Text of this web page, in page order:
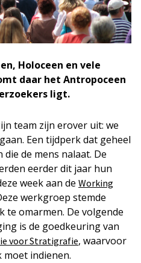
Holoceen en vele
daar het Antropoceen
ligt.
team zijn erover uit: we
Een tijdperk dat geheel
de mens nalaat. De
eerder dit jaar hun
week aan de Working
werkgroep stemde
te omarmen. De volgende
is de goedkeuring van
voor Stratigrafie, waarvoor
indienen.